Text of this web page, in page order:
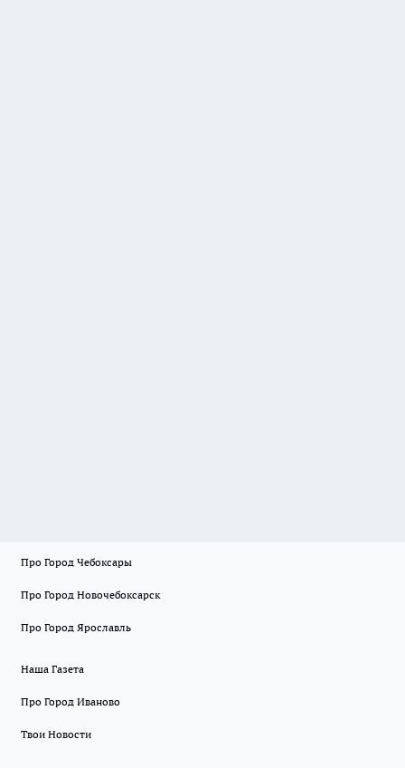
Про Город Чебоксары
Про Город Новочебоксарск
Про Город Ярославль
Наша Газета
Про Город Иваново
Твои Новости